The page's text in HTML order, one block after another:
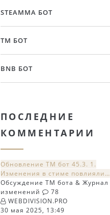
STEAMMA БОТ
TM БОТ
BNB БОТ
ПОСЛЕДНИЕ
КОММЕНТАРИИ
Обновление TM бот 45.3. 1.
Изменения в стиме повлияли…
Обсуждение TM бота & Журнал
изменений
78
WEBDIVISION.PRO
30 мая 2025, 13:49